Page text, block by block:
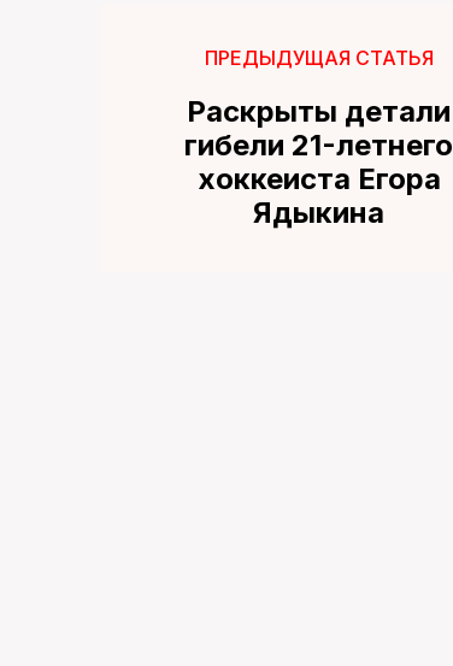
ПРЕДЫДУЩАЯ СТАТЬЯ
Раскрыты детали
гибели 21-летнего
хоккеиста Егора
Ядыкина